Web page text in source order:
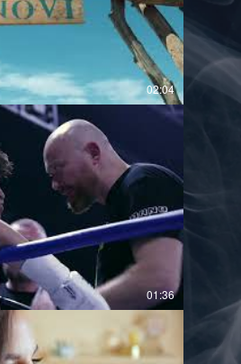
02:04
01:36